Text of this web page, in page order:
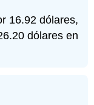
16.92 dólares,
dólares en